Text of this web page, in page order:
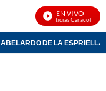
EN VIVO
Noticias Caracol En
ABELARDO DE LA ESPRIELLA